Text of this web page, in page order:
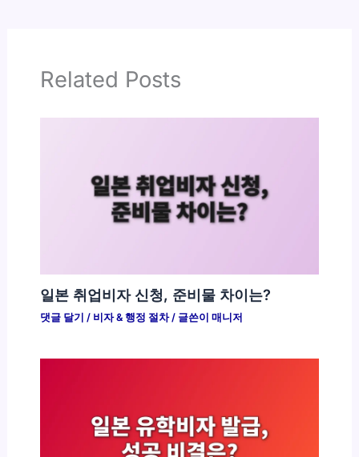
Related Posts
일본 취업비자 신청, 준비물 차이는?
댓글 달기 / 비자 & 행정 절차/ 글쓴이 매니저